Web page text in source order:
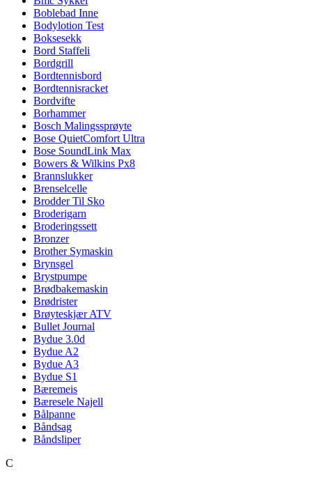
Boblebad Inne
Bodylotion Test
Boksesekk
Bord Staffeli
Bordgrill
Bordtennisbord
Bordtennisracket
Bordvifte
Borhammer
Bosch Malingssprøyte
Bose QuietComfort Ultra
Bose SoundLink Max
Bowers & Wilkins Px8
Brannslukker
Brenselcelle
Brodder Til Sko
Broderigarn
Broderingssett
Bronzer
Brother Symaskin
Brynsgel
Brystpumpe
Brødbakemaskin
Brødrister
Brøyteskjær ATV
Bullet Journal
Bydue 3.0d
Bydue A2
Bydue A3
Bydue S1
Bæremeis
Bæresele Najell
Bålpanne
Båndsag
Båndsliper
C